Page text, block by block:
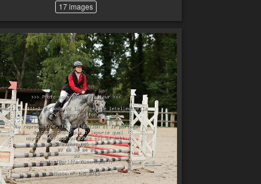
17 images